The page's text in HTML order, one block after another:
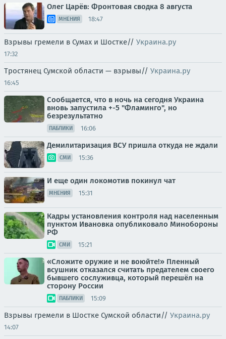
Олег Царёв: Фронтовая сводка 8 августа
МНЕНИЯ 18:47
Взрывы гремели в Сумах и Шостке// Украина.ру
17:32
Тростянец Сумской области — взрывы// Украина.ру
16:45
Сообщается, что в ночь на сегодня Украина
вновь запустила +-5 "Фламинго", но
безрезультатно
ПАБЛИКИ 16:06
Демилитаризация ВСУ пришла откуда не ждали
СМИ 15:36
И еще один локомотив покинул чат
МНЕНИЯ 15:31
Кадры установления контроля над населенным
пунктом Ивановка опубликовало Минобороны
РФ
СМИ 15:21
«Сложите оружие и не воюйте!» Пленный
всушник отказался считать предателем своего
бывшего сослуживца, который перешёл на
сторону России
ПАБЛИКИ 15:09
Взрывы гремели в Шостке Сумской области// Украина.ру
14:07